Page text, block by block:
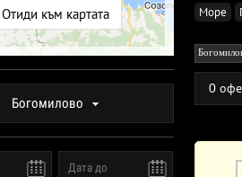
Отиди към картата
Богомилово
Море
0